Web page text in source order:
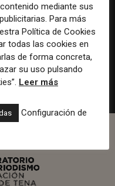
y patrocinios
mediante sus
Para más
Política de Cookies
todas las cookies en
de forma concreta,
su uso pulsando
Leer más
Configuración de